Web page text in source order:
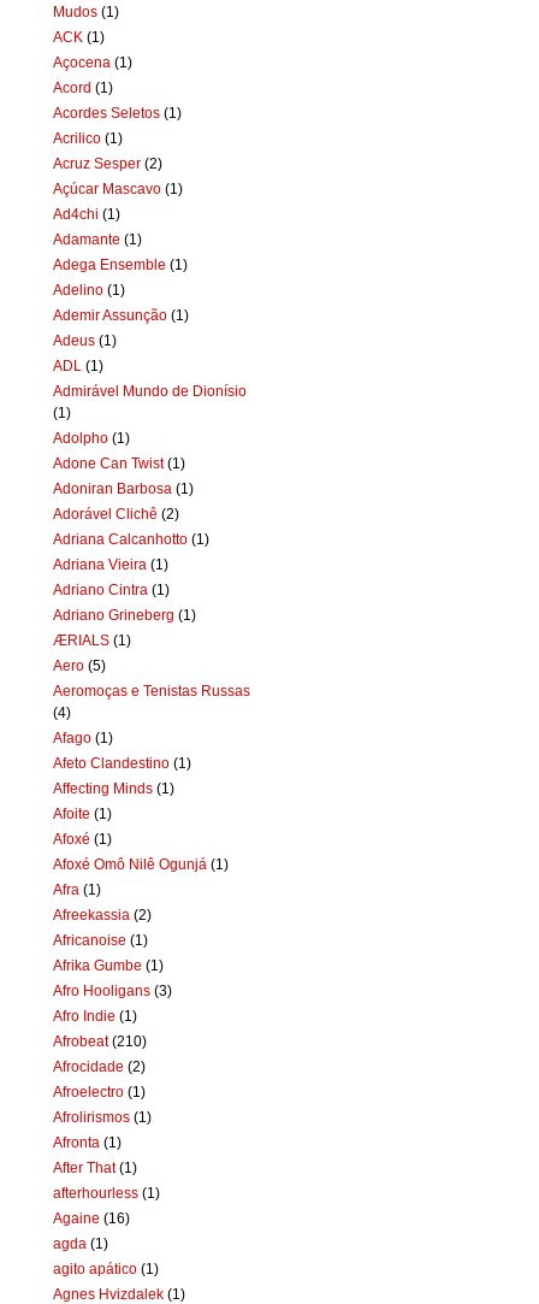
Mudos (1)
ACK (1)
Açocena (1)
Acord (1)
Acordes Seletos (1)
Acrilico (1)
Acruz Sesper (2)
Açúcar Mascavo (1)
Ad4chi (1)
Adamante (1)
Adega Ensemble (1)
Adelino (1)
Ademir Assunção (1)
Adeus (1)
ADL (1)
Admirável Mundo de Dionísio
(1)
Adolpho (1)
Adone Can Twist (1)
Adoniran Barbosa (1)
Adorável Clichê (2)
Adriana Calcanhotto (1)
Adriana Vieira (1)
Adriano Cintra (1)
Adriano Grineberg (1)
ÆRIALS (1)
Aero (5)
Aeromoças e Tenistas Russas
(4)
Afago (1)
Afeto Clandestino (1)
Affecting Minds (1)
Afoite (1)
Afoxé (1)
Afoxé Omô Nilê Ogunjá (1)
Afra (1)
Afreekassia (2)
Africanoise (1)
Afrika Gumbe (1)
Afro Hooligans (3)
Afro Indie (1)
Afrobeat (210)
Afrocidade (2)
Afroelectro (1)
Afrolirismos (1)
Afronta (1)
After That (1)
afterhourless (1)
Againe (16)
agda (1)
agito apático (1)
Agnes Hvizdalek (1)